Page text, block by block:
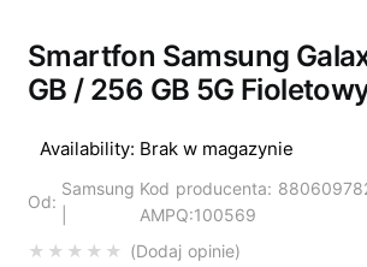
Smartfon Samsung
GB / 256 GB 5G
Dodaj opinie
Availability: Brak w magazynie
Od:
Samsung Kod producenta:
AMPQ:100569